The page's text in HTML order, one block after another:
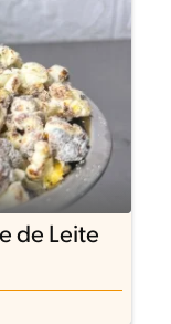
de Leite